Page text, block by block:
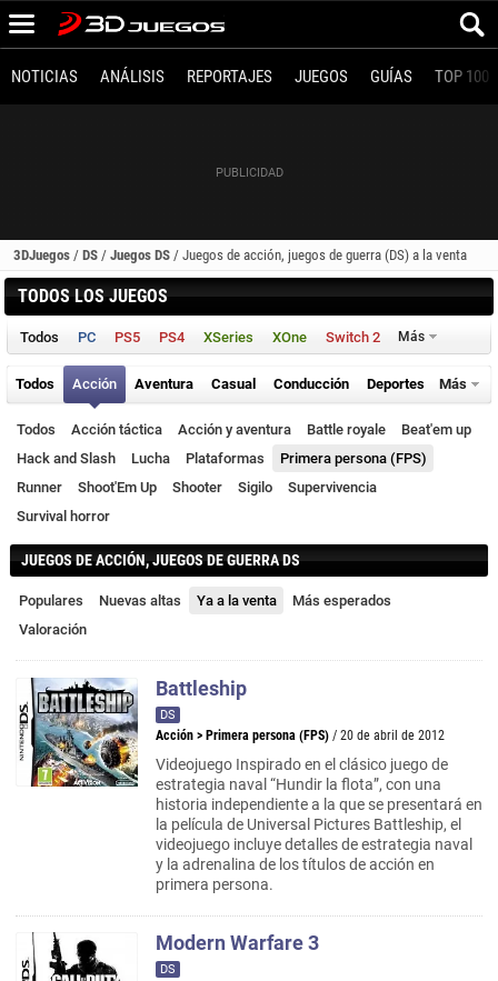
NOTICIAS ANÁLISIS REPORTAJES JUEGOS GUÍAS TOP 100
3DJuegos / DS / Juegos DS / Juegos de acción, juegos de guerra (DS) a la venta
TODOS LOS JUEGOS
Todos PC PS5 PS4 XSeries XOne Switch 2 Más
Todos Acción Aventura Casual Conducción Deportes Más
Todos Acción táctica Acción y aventura Battle royale
Beat'em up
Hack and Slash
Lucha Plataformas
Primera persona (FPS)
Runner
Shoot'Em Up Shooter Sigilo
Supervivencia
Survival horror
JUEGOS DE ACCIÓN, JUEGOS DE GUERRA DS
Populares Nuevas altas Ya a la venta
Más esperados
Valoración
Battleship
DS
Acción > Primera persona (FPS) / 20 de abril de 2012
Videojuego Inspirado en el clásico juego de
estrategia naval “Hundir la flota”, con una
historia independiente a la que se presentará en
la película de Universal Pictures Battleship, el
videojuego incluye detalles de estrategia naval
y la adrenalina de los títulos de acción en
primera persona.
Modern Warfare 3
DS